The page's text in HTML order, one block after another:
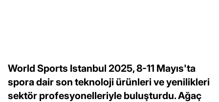
World Sports Istanbul 2025, 8-11 Mayıs'ta
spora dair son teknoloji ürünleri ve yenilikleri
sektör profesyonelleriyle buluşturdu. Ağaç